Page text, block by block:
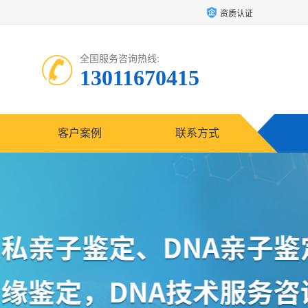
资质认证
全国服务咨询热线:
13011670415
客户案例 联系方式